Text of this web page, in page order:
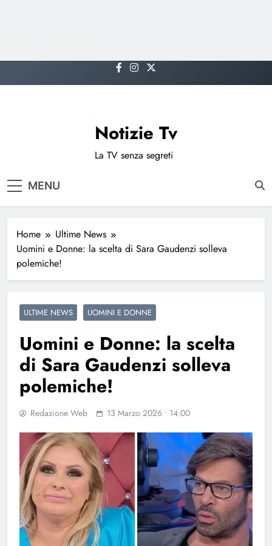
to
Notizie Tv
La TV senza segreti
MENU
Home
Ultime News
Uomini e Donne: la scelta di Sara Gaudenzi solleva
polemiche!
ULTIME NEWS UOMINI E DONNE
Uomini e Donne: la scelta
di Sara Gaudenzi solleva
polemiche!
Redazione Web 13 Marzo 2026 • 14:00